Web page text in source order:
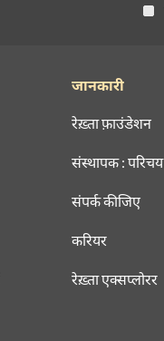
जानकारी
रेख़्ता फ़ाउंडेशन
संस्थापक : परिचय
संपर्क कीजिए
करियर
रेख़्ता एक्सप्लोरर